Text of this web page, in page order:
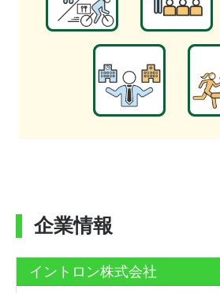
企業情報
イントロン株式会社